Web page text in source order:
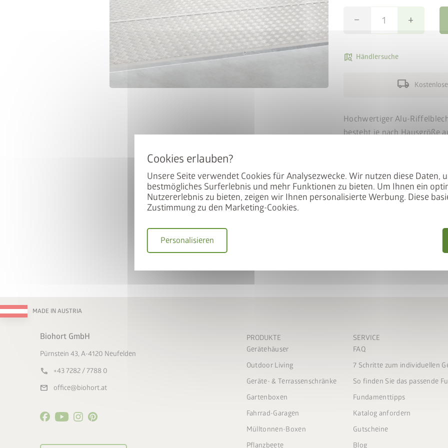
Unsere Seite verwendet Cookies für Analysezwecke. Wir nutzen diese Daten,
bestmögliches Surferlebnis und mehr Funktionen zu bieten. Um Ihnen ein
Nutzererlebnis zu bieten, zeigen wir Ihnen personalisierte Werbung. Diese
Zustimmung zu den Marketing-Cookies.
Personalisieren
remove add
map_search Händlersuche
local_shipping
Hochwertiger Alu-
besteht je nach Hausgröße
Zur
Bodenplatte mit einer
Stärke von ca. 2-3 cm zu
enthalten).
MADE IN AUSTRIA
Biohort GmbH
Pürnstein 43, A-4120 Neufelden
call +43 7282 / 7788 0
mail office@biohort.at
PRODUKTE
Gerätehäuser
Outdoor Living
Geräte- & Terrassenschränke
Gartenboxen
Fahrrad-Garagen
Mülltonnen-Boxen
Pflanzbeete
SERVICE
FAQ
7 Schritte zum individuellen
So finden Sie das passende
Fundamenttipps
Katalog anfordern
Gutscheine
Blog